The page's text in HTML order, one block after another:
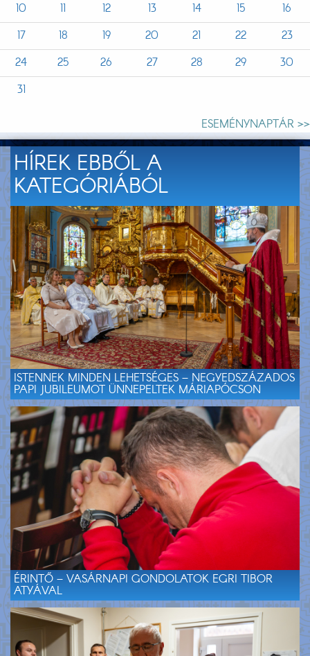
10 11 12 13 14 15
16
17
18 19 20 21 22
23
24
25 26 27 28 29
30
31
ESEMÉNYNAPTÁR >>
HÍREK EBBŐL A
KATEGÓRIÁBÓL
ISTENNEK MINDEN LEHETSÉGES – NEGYEDSZÁZADOS
PAPI JUBILEUMOT ÜNNEPELTEK MÁRIAPÓCSON
ÉRINTŐ – VASÁRNAPI GONDOLATOK EGRI TIBOR
ATYÁVAL